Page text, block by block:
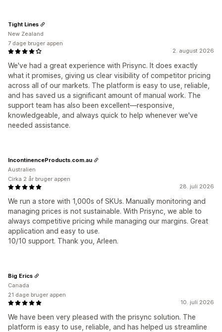
2. august 2026
We've had a great experience with Prisync. It does exactly
what it promises, giving us clear visibility of competitor pricing
across all of our markets. The platform is easy to use, reliable,
and has saved us a significant amount of manual work. The
support team has also been excellent—responsive,
knowledgeable, and always quick to help whenever we've
needed assistance.
Tight Lines
New Zealand
7 dage bruger appen
28. juli 2026
We run a store with 1,000s of SKUs. Manually monitoring and
managing prices is not sustainable. With Prisync, we able to
always competitive pricing while managing our margins. Great
application and easy to use.
10/10 support. Thank you, Arleen.
IncontinenceProducts.com.au
Australien
Cirka 2 år bruger appen
10. juli 2026
We have been very pleased with the prisync solution. The
platform is easy to use, reliable, and has helped us streamline
Big Erics
Canada
21 dage bruger appen